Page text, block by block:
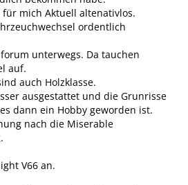
mich Aktuell altenativlos.
ordentlich
unterwegs. Da tauchen
auf.
auch Holzklasse.
ausgestattet und die Grunrisse
dann ein Hobby geworden ist.
nach die Miserable
V66 an.